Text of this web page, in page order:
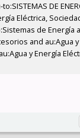
DE
Eléctrica,
de
and au:Agua
y Energía